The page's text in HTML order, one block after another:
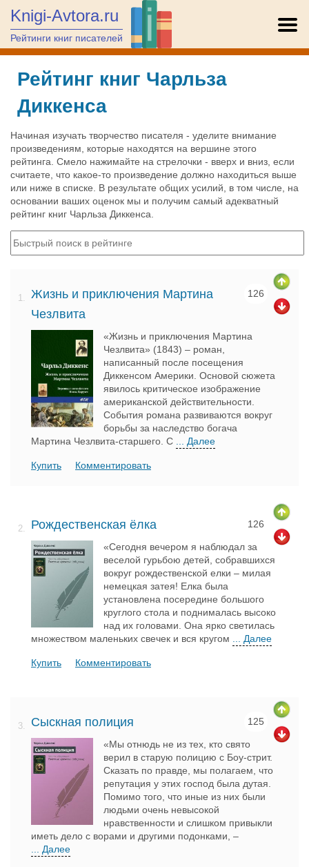
Knigi-Avtora.ru
Рейтинги книг писателей
Рейтинг книг Чарльза
Диккенса
Начиная изучать творчество писателя - уделите внимание
произведениям, которые находятся на вершине этого
рейтинга. Смело нажимайте на стрелочки - вверх и вниз, если
считаете, что какое-то произведение должно находиться выше
или ниже в списке. В результате общих усилий, в том числе, на
основании ваших оценок мы и получим самый адекватный
рейтинг книг Чарльза Диккенса.
1.
Жизнь и приключения Мартина
Чезлвита
126
«Жизнь и приключения Мартина
Чезлвита» (1843) – роман,
написанный после посещения
Диккенсом Америки. Основой сюжета
явилось критическое изображение
американской действительности.
События романа развиваются вокруг
борьбы за наследство богача
Мартина Чезлвита-старшего. С
... Далее
Купить Комментировать
2. Рождественская ёлка 126
«Сегодня вечером я наблюдал за
веселой гурьбою детей, собравшихся
вокруг рождественской елки – милая
немецкая затея! Елка была
установлена посередине большого
круглого стола и поднималась высоко
над их головами. Она ярко светилась
множеством маленьких свечек и вся кругом
... Далее
Купить Комментировать
3. Сыскная полиция 125
«Мы отнюдь не из тех, кто свято
верил в старую полицию с Боу-стрит.
Сказать по правде, мы полагаем, что
репутация у этих господ была дутая.
Помимо того, что иные из них были
людьми очень невысокой
нравственности и слишком привыкли
иметь дело с ворами и другими подонками, –
... Далее